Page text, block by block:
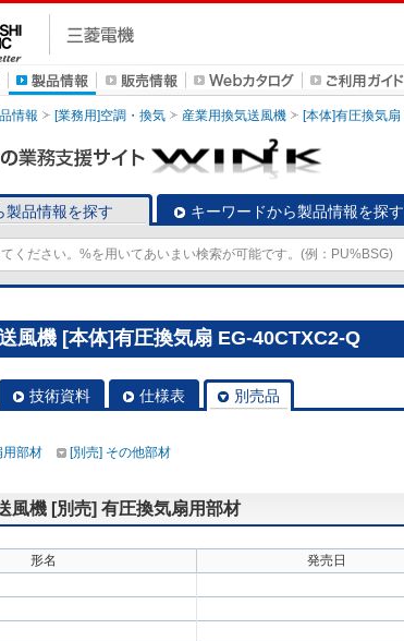
情報 [業務用]空調・換気 産業用換気送風機 [本体]有圧換気扇
製品情報を探す キーワードから製品情報を探す
風機 [本体]有圧換気扇 EG-40CTXC2-Q
技術資料 仕様表 別売品
用部材 [別売] その他部材
風機 [別売] 有圧換気扇用部材
形名 発売日